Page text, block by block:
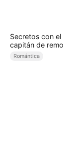
Secretos con el
capitán de remo
Romántica